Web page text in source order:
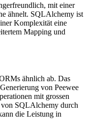
mit einer
ähnelt. SQLAlchemy ist
Komplexität eine
Mapping und
ähnlich ab. Das
von Peewee
mit grossen
von SQLAlchemy durch
die Leistung in